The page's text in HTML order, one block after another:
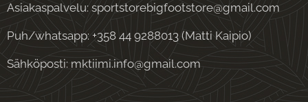
Asiakaspalvelu: sportstorebigfootstore@gmail.com
Puh/whatsapp: +358 44 9288013 (Matti Kaipio)
Sähköposti: mktiimi.info@gmail.com